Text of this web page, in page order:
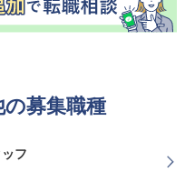
の募集職種
フ